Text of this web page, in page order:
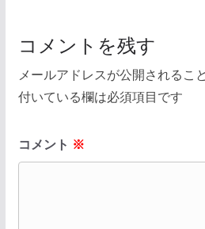
コメントを残す
メールアドレスが公開されるこ
付いている欄は必須項目です
コメント ※